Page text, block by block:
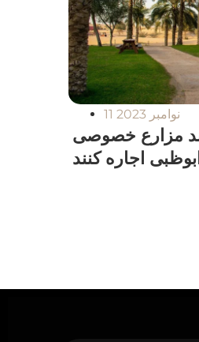
11 نوامبر 2023
مزارع خصوصی
اجاره کنند